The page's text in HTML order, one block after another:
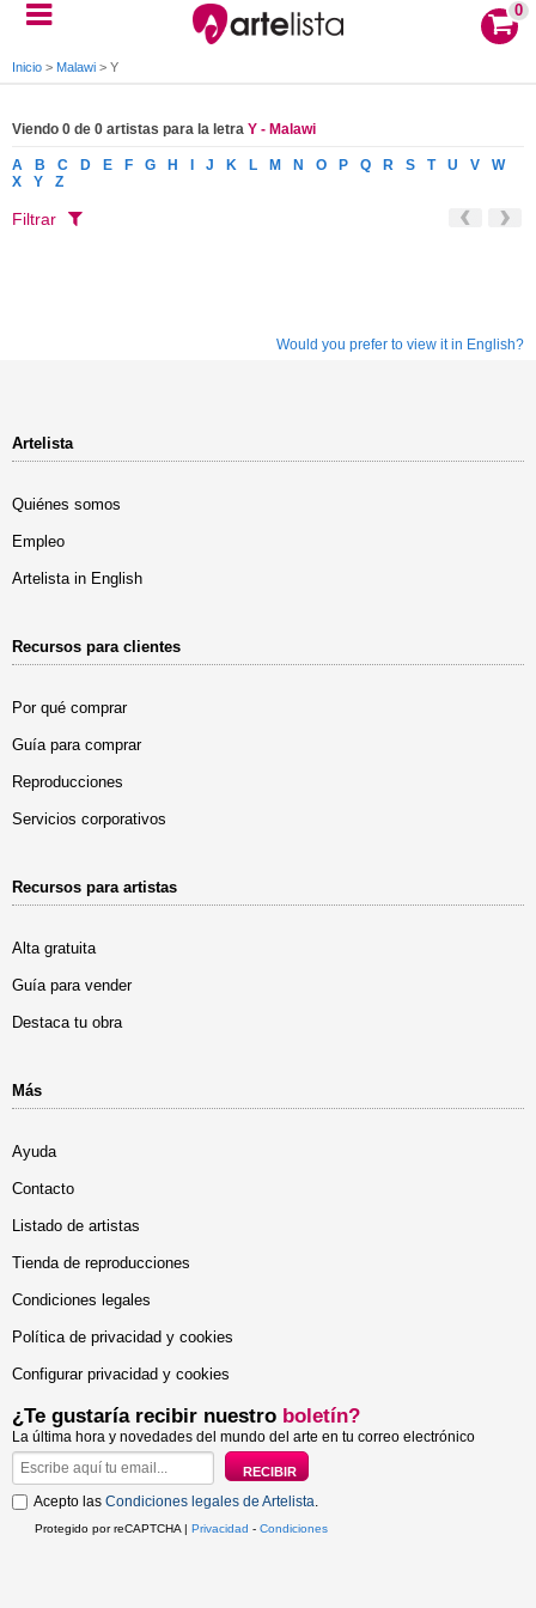
0
Inicio > Malawi > Y
Viendo 0 de 0 artistas para la letra Y - Malawi
A B C D E F G H J K L M N O P Q R S T U V
W
X
Y Z
Filtrar
Would you prefer to view it in English?
Artelista
Quiénes somos
Empleo
Artelista in English
Recursos para clientes
Por qué comprar
Guía para comprar
Reproducciones
Servicios corporativos
Recursos para artistas
Alta gratuita
Guía para vender
Destaca tu obra
Más
Ayuda
Contacto
Listado de artistas
Tienda de reproducciones
Condiciones legales
Política de privacidad y cookies
Configurar privacidad y cookies
¿Te gustaría recibir nuestro boletín?
La última hora y novedades del mundo del arte en tu correo electrónico
Acepto las Condiciones legales de Artelista.
Protegido por reCAPTCHA | Privacidad - Condiciones